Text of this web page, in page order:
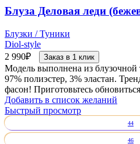
Блуза Деловая леди
Блузки / Туники
Diol-style
2 990₽ Заказ в 1 клик
Модель выполнена из блузочной
97% полиэстер, 3% эластан.
фасон! Приготовьтесь
Добавить в список желаний
Быстрый просмотр
44
46